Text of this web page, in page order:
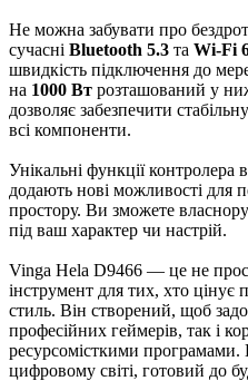
Не можна забувати про
сучасні Bluetooth 5.3 та Wi-Fi
швидкість підключення до
на 1000 Вт розташований у
дозволяє забезпечити
всі компоненти.
Унікальні функції контролера
додають нові можливості для
простору. Ви зможете
під ваш характер чи настрій.
Vinga Hela D9466 — це не
інструмент для тих, хто цінує
стиль. Він створений, щоб
професійних геймерів, так і
ресурсомісткими
цифровому світі, готовий до